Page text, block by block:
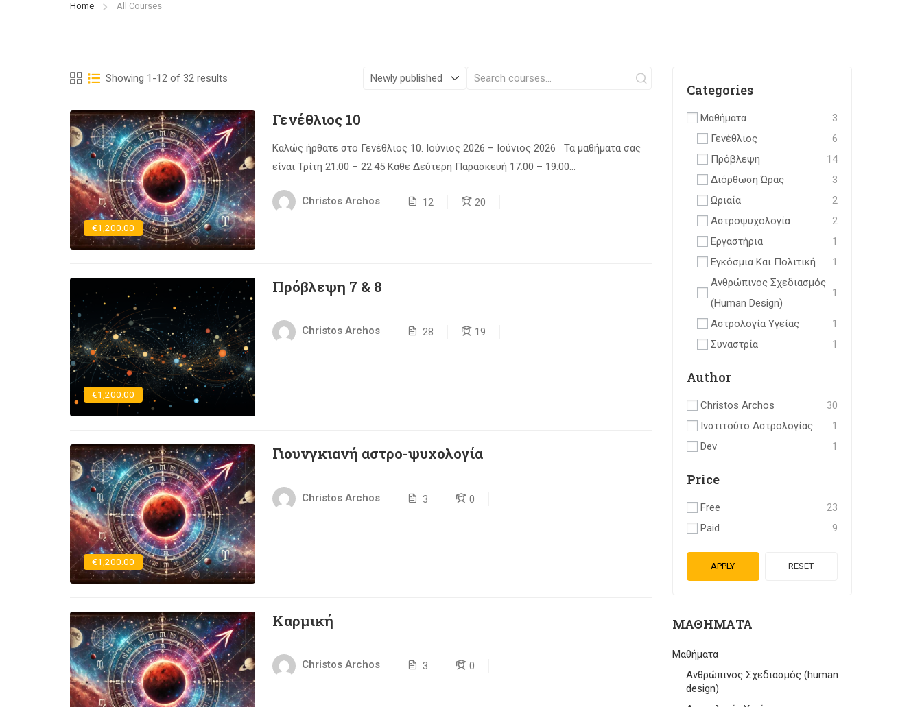
Home All Courses
Showing 1-12 of 32 results
€1,200.00
Γενέθλιος 10
Καλώς ήρθατε στο Γενέθλιος 10. Ιούνιος 2026 – Ιούνιος 2026 Τα μαθήματα σας
είναι Τρίτη 21:00 – 22:45 Κάθε Δεύτερη Παρασκευή 17:00 – 19:00...
Christos Archos 12 20
€1,200.00
Πρόβλεψη 7 & 8
Christos Archos 28 19
€1,200.00
Γιουνγκιανή αστρο-ψυχολογία
Christos Archos 3 0
Καρμική
Christos Archos 3 0
Categories
Μαθήματα
3
Γενέθλιος
6
Πρόβλεψη
14
Διόρθωση Ώρας
3
Ωριαία
2
Αστροψυχολογία
2
Εργαστήρια
1
Εγκόσμια Και Πολιτική
1
Ανθρώπινος Σχεδιασμός
(human Design)
1
Αστρολογία Υγείας
1
Συναστρία
1
Author
Christos Archos
30
Ινστιτούτο Αστρολογίας
1
Dev
1
Price
Free
23
Paid
9
APPLY RESET
ΜΑΘΉΜΑΤΑ
Μαθήματα
Ανθρώπινος Σχεδιασμός (human
design)